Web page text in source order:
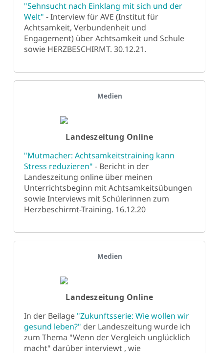
"Sehnsucht nach Einklang mit sich und der
Welt" - Interview für AVE (Institut für
Achtsamkeit, Verbundenheit und
Engagement) über Achtsamkeit und Schule
sowie HERZBESCHIRMT. 30.12.21.
Medien
Landeszeitung Online
"Mutmacher: Achtsamkeitstraining kann
Stress reduzieren" - Bericht in der
Landeszeitung online über meinen
Unterrichtsbeginn mit Achtsamkeitsübungen
sowie Interviews mit Schülerinnen zum
Herzbeschirmt-Training. 16.12.20
Medien
Landeszeitung Online
In der Beilage "Zukunftsserie: Wie wollen wir
gesund leben?" der Landeszeitung wurde ich
zum Thema "Wenn der Vergleich unglücklich
macht" darüber interviewt , wie